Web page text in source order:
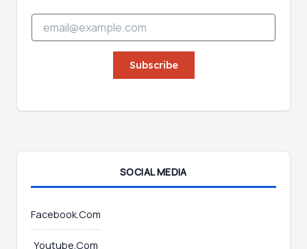
E
m
a
i
E
Subscribe
SOCIAL MEDIA
Facebook.Com
Youtube.Com